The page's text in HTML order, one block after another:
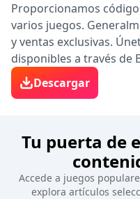
Proporcionamos
varios juegos.
y ventas exclusivas.
disponibles a través de
Descargar
Tu puerta de
Accede a juegos
explora artículos